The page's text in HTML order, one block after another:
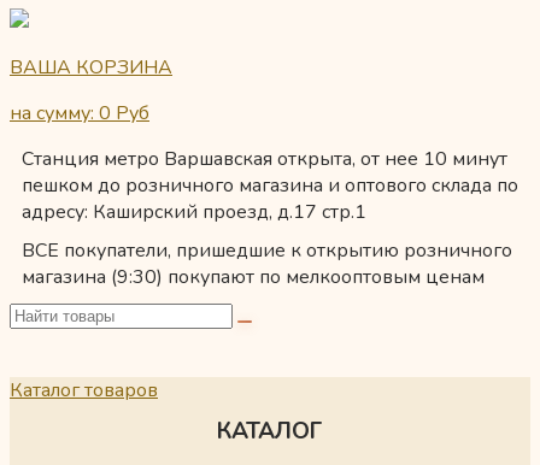
ВАША КОРЗИНА
на сумму: 0 Руб
Станция метро Варшавская открыта, от нее 10 минут
пешком до розничного магазина и оптового склада по
адресу: Каширский проезд, д.17 стр.1
ВСЕ покупатели, пришедшие к открытию розничного
магазина (9:30) покупают по мелкооптовым ценам
Каталог товаров
КАТАЛОГ